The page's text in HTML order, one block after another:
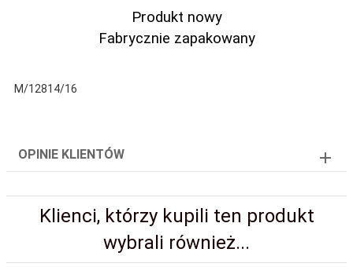
Produkt nowy
Fabrycznie zapakowany
M/12814/16
OPINIE KLIENTÓW
Klienci, którzy kupili ten produkt
wybrali również...